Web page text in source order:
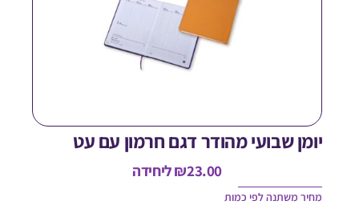
שבועי מהודר דגם חרמון עם עט
₪ליחידה
משתנה לפי כמות